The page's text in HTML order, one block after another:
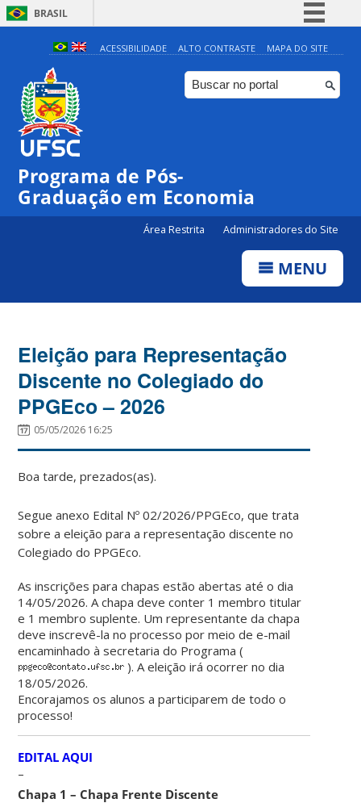
BRASIL
Simplifique!
Comunica BR
Participe
ACESSIBILIDADE ALTO CONTRASTE MAPA DO SITE
Programa de Pós-
Graduação em Economia
Área Restrita Administradores do Site
MENU
Eleição para Representação
Discente no Colegiado do
PPGEco – 2026
05/05/2026 16:25
Boa tarde, prezados(as).
Segue anexo Edital Nº 02/2026/PPGEco, que trata
sobre a eleição para a representação discente no
Colegiado do PPGEco.
As inscrições para chapas estão abertas até o dia
14/05/2026. A chapa deve conter 1 membro titular
e 1 membro suplente. Um representante da chapa
deve inscrevê-la no processo por meio de e-mail
encaminhado à secretaria do Programa (
). A eleição irá ocorrer no dia
18/05/2026.
Encorajamos os alunos a participarem de todo o
processo!
EDITAL AQUI
–
Chapa 1 – Chapa Frente Discente